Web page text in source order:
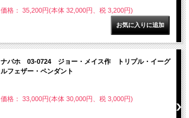
価格： 35,200円(本体 32,000円、税 3,200円)
ナバホ 03-0724 ジョー・メイス作 トリプル・イーグ
ルフェザー・ペンダント
価格： 33,000円(本体 30,000円、税 3,000円)